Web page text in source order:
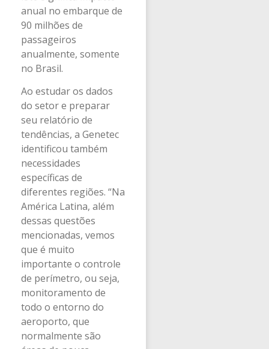
anual no embarque de
90 milhões de
passageiros
anualmente, somente
no Brasil.
Ao estudar os dados
do setor e preparar
seu relatório de
tendências, a Genetec
identificou também
necessidades
específicas de
diferentes regiões. “Na
América Latina, além
dessas questões
mencionadas, vemos
que é muito
importante o controle
de perímetro, ou seja,
monitoramento de
todo o entorno do
aeroporto, que
normalmente são